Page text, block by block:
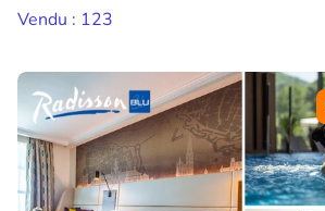
Vendu : 123